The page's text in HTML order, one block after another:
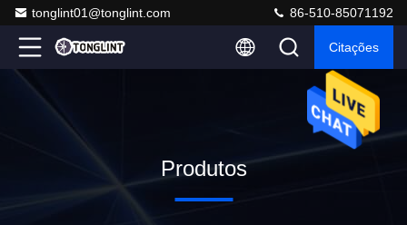
tonglint01@tonglint.com 86-510-85071192
Citações
Produtos